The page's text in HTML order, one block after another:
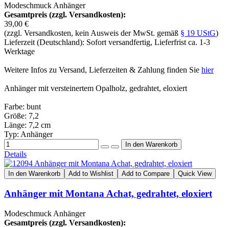
Modeschmuck Anhänger
Gesamtpreis (zzgl. Versandkosten):
39,00 €
(zzgl. Versandkosten, kein Ausweis der MwSt. gemäß § 19 UStG)
Lieferzeit (Deutschland): Sofort versandfertig, Lieferfrist ca. 1-3
Werktage
Weitere Infos zu Versand, Lieferzeiten & Zahlung finden Sie hier
Anhänger mit versteinertem Opalholz, gedrahtet, eloxiert
Farbe: bunt
Größe: 7,2
Länge: 7,2 cm
Typ: Anhänger
Details
In den Warenkorb Add to Wishlist Add to Compare Quick View
Anhänger mit Montana Achat, gedrahtet, eloxiert
Modeschmuck Anhänger
Gesamtpreis (zzgl. Versandkosten):